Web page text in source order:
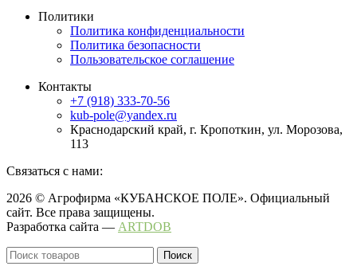
Политики
Политика конфиденциальности
Политика безопасности
Пользовательское соглашение
Контакты
+7 (918) 333-70-56
kub-pole@yandex.ru
Краснодарский край, г. Кропоткин, ул. Морозова,
113
Связаться с нами:
2026 © Агрофирма «КУБАНСКОЕ ПОЛЕ». Официальный
сайт. Все права защищены.
Разработка сайта — ARTDOB
Поиск